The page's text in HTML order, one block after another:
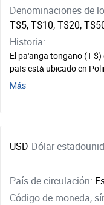
Denominaciones de
T$5, T$10, T$20,
Historia:
El pa'anga tongano (T $)
país está ubicado en
Más
USD Dólar
País de circulación:
Código de moneda,